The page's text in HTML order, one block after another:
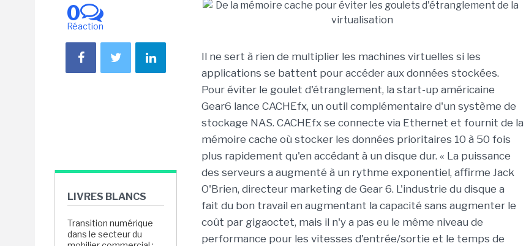
0
Réaction
LIVRES BLANCS
Transition numérique
dans le secteur du
Il ne sert à rien de multiplier les machines virtuelles si les
applications se battent pour accéder aux données stockées.
Pour éviter le goulet d'étranglement, la start-up américaine
Gear6 lance CACHEfx, un outil complémentaire d'un système de
stockage NAS. CACHEfx se connecte via Ethernet et fournit de la
mémoire cache où stocker les données prioritaires 10 à 50 fois
plus rapidement qu'en accédant à un disque dur. « La puissance
des serveurs a augmenté à un rythme exponentiel, affirme Jack
O'Brien, directeur marketing de Gear 6. L'industrie du disque a
fait du bon travail en augmentant la capacité sans augmenter le
coût par gigaoctet, mais il n'y a pas eu le même niveau de
performance pour les vitesses d'entrée/sortie et le temps de